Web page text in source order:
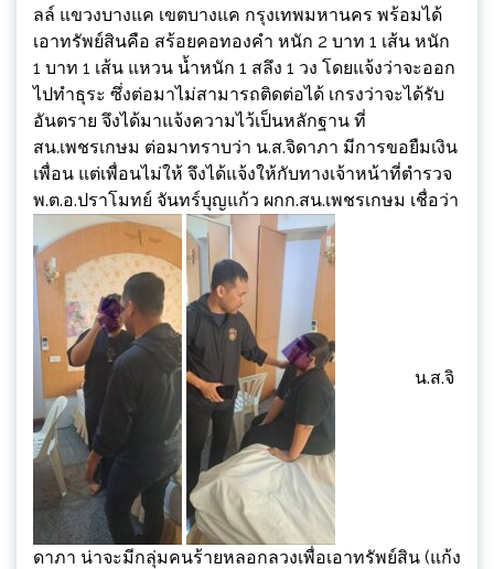
ลล์ แขวงบางแค เขตบางแค กรุงเทพมหานคร พร้อมได้
เอาทรัพย์สินคือ สร้อยคอทองคำ หนัก 2 บาท 1 เส้น หนัก
1 บาท 1 เส้น แหวน น้ำหนัก 1 สลึง 1 วง โดยแจ้งว่าจะออก
ไปทำธุระ ซึ่งต่อมาไม่สามารถติดต่อได้ เกรงว่าจะได้รับ
อันตราย จึงได้มาแจ้งความไว้เป็นหลักฐาน ที่
สน.เพชรเกษม ต่อมาทราบว่า น.ส.จิดาภา มีการขอยืมเงิน
เพื่อน แต่เพื่อนไม่ให้ จึงได้แจ้งให้กับทางเจ้าหน้าที่ตำรวจ
พ.ต.อ.ปราโมทย์ จันทร์บุญแก้ว ผกก.สน.เพชรเกษม เชื่อว่า
น.ส.จิ
ดาภา น่าจะมีกลุ่มคนร้ายหลอกลวงเพื่อเอาทรัพย์สิน (แก้ง